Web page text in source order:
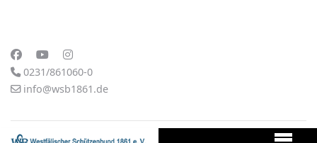
0231/861060-0
info@wsb1861.de